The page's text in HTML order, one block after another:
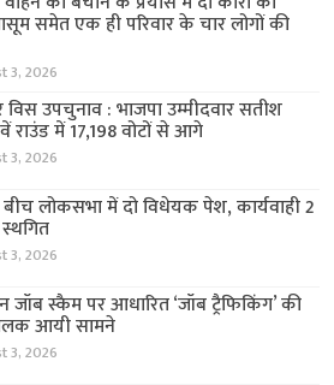
समेत एक ही परिवार के चार लोगों की
3, 2026
उपचुनाव : भाजपा उम्मीदवार सतीश
राउंड में 17,198 वोटों से आगे
3, 2026
लोकसभा में दो विधेयक पेश, कार्यवाही 2
3, 2026
स्कैम पर आधारित ‘जॉब ट्रैफिकिंग’ की
आयी सामने
3, 2026